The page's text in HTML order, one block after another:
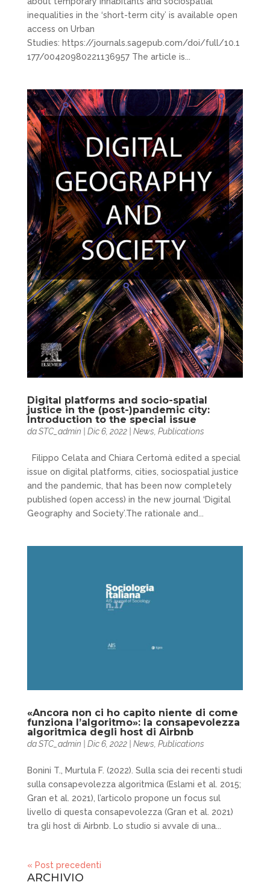
inequalities in the ‘short-term city’ is available open
access on Urban
Studies: https://journals.sagepub.com/doi/full/10.1
177/00420980221136957 The article is...
Digital platforms and socio-spatial
justice in the (post-)pandemic city:
Introduction to the special issue
daSTC_admin Dic 6, 2022| News Publications
Filippo Celata and Chiara Certomà edited a special
issue on digital platforms, cities, sociospatial justice
and the pandemic, that has been now completely
published (open access) in the new journal ‘Digital
Geography and Society’.The rationale and...
«Ancora non ci ho capito niente di come
funziona l’algoritmo»: la consapevolezza
algoritmica degli host di Airbnb
daSTC_admin Dic 6, 2022| News Publications
Bonini T., Murtula F. (2022). Sulla scia dei recenti studi
sulla consapevolezza algoritmica (Eslami et al. 2015;
Gran et al. 2021), l’articolo propone un focus sul
livello di questa consapevolezza (Gran et al. 2021)
tra gli host di Airbnb. Lo studio si avvale di una...
« Post precedenti
ARCHIVIO